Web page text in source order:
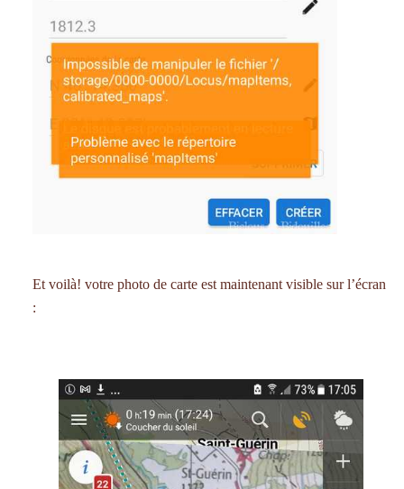
Et voilà! votre photo de carte est maintenant visible sur l’écran
: